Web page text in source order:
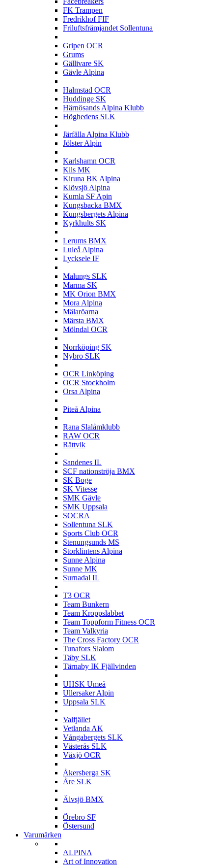
FK Trampen
Fredrikhof FIF
Friluftsfrämjandet Sollentuna
Gripen OCR
Grums
Gällivare SK
Gävle Alpina
Halmstad OCR
Huddinge SK
Härnösands Alpina Klubb
Höghedens SLK
Järfälla Alpina Klubb
Jölster Alpin
Karlshamn OCR
Kils MK
Kiruna BK Alpina
Klövsjö Alpina
Kumla SF Apin
Kungsbacka BMX
Kungsbergets Alpina
Kyrkhults SK
Lerums BMX
Luleå Alpina
Lycksele IF
Malungs SLK
Marma SK
MK Orion BMX
Mora Alpina
Mälaröarna
Märsta BMX
Mölndal OCR
Norrköping SK
Nybro SLK
OCR Linköping
OCR Stockholm
Orsa Alpina
Piteå Alpina
Rana Slalåmklubb
RAW OCR
Rättvik
Sandenes IL
SCF nationströja BMX
SK Boge
SK Vitesse
SMK Gävle
SMK Uppsala
SOCRA
Sollentuna SLK
Sports Club OCR
Stenungsunds MS
Storklintens Alpina
Sunne Alpina
Sunne MK
Surnadal IL
T3 OCR
Team Bunkern
Team Kroppslabbet
Team Toppform Fitness OCR
Team Valkyria
The Cross Factory OCR
Tunafors Slalom
Täby SLK
Tärnaby IK Fjällvinden
UHSK Umeå
Ullersaker Alpin
Uppsala SLK
Valfjället
Vetlanda AK
Vångabergets SLK
Västerås SLK
Växjö OCR
Åkersberga SK
Åre SLK
Älvsjö BMX
Örebro SF
Östersund
Varumärken
ALPINA
Art of Innovation